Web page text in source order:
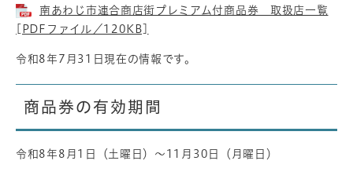
南あわじ市連合商店街プレミアム付商品券 取扱店一覧
[PDFファイル／120KB]
令和8年7月31日現在の情報です。
商品券の有効期間
令和8年8月1日（土曜日）～11月30日（月曜日）